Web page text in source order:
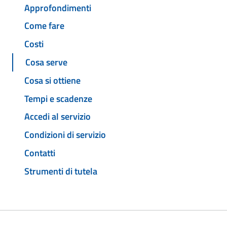
Approfondimenti
Come fare
Costi
Cosa serve
Cosa si ottiene
Tempi e scadenze
Accedi al servizio
Condizioni di servizio
Contatti
Strumenti di tutela